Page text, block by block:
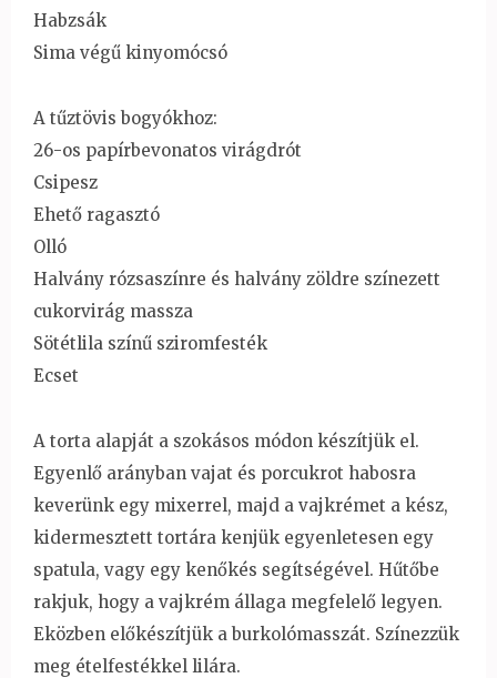
Habzsák
Sima végű kinyomócsó
A tűztövis bogyókhoz:
26-os papírbevonatos virágdrót
Csipesz
Ehető ragasztó
Olló
Halvány rózsaszínre és halvány zöldre színezett
cukorvirág massza
Sötétlila színű sziromfesték
Ecset
A torta alapját a szokásos módon készítjük el.
Egyenlő arányban vajat és porcukrot habosra
keverünk egy mixerrel, majd a vajkrémet a kész,
kidermesztett tortára kenjük egyenletesen egy
spatula, vagy egy kenőkés segítségével. Hűtőbe
rakjuk, hogy a vajkrém állaga megfelelő legyen.
Eközben előkészítjük a burkolómasszát. Színezzük
meg ételfestékkel lilára.